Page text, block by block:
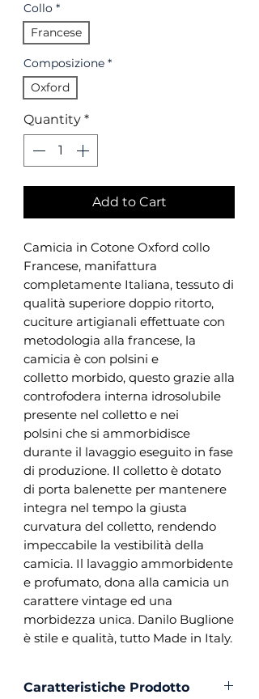
Collo *
Francese
Composizione *
Oxford
Quantity *
Add to Cart
Camicia in Cotone Oxford collo
Francese, manifattura
completamente Italiana, tessuto di
qualità superiore doppio ritorto,
cuciture artigianali effettuate con
metodologia alla francese, la
camicia è con polsini e
colletto morbido, questo grazie alla
controfodera interna idrosolubile
presente nel colletto e nei
polsini che si ammorbidisce
durante il lavaggio eseguito in fase
di produzione. Il colletto è dotato
di porta balenette per mantenere
integra nel tempo la giusta
curvatura del colletto, rendendo
impeccabile la vestibilità della
camicia. Il lavaggio ammorbidente
e profumato, dona alla camicia un
carattere vintage ed una
morbidezza unica. Danilo Buglione
è stile e qualità, tutto Made in Italy.
Caratteristiche Prodotto